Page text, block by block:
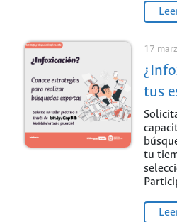
17
tus
tu